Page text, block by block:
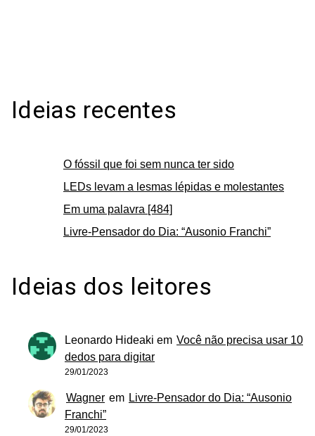
Ideias recentes
O fóssil que foi sem nunca ter sido
LEDs levam a lesmas lépidas e molestantes
Em uma palavra [484]
Livre-Pensador do Dia: “Ausonio Franchi”
Ideias dos leitores
Leonardo Hideaki em Você não precisa usar 10
dedos para digitar
29/01/2023
Wagner em Livre-Pensador do Dia: “Ausonio
Franchi”
29/01/2023